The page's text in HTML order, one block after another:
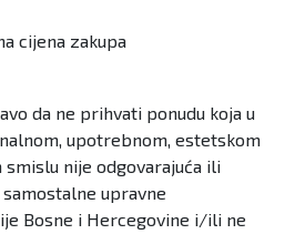
cijena zakupa
da ne prihvati ponudu koja u
upotrebnom, estetskom
nije odgovarajuća ili
upravne
Bosne i Hercegovine i/ili ne